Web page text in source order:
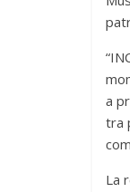
a
tra
La